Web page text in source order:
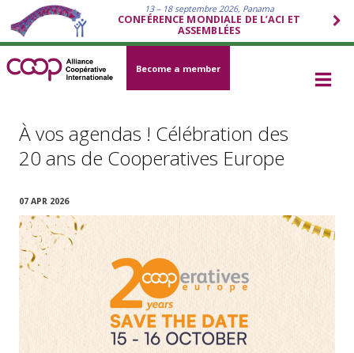
13 – 18 septembre 2026, Panama
CONFÉRENCE MONDIALE DE L’ACI ET
ASSEMBLÉES
Become a member
À vos agendas ! Célébration des
20 ans de Cooperatives Europe
07 APR 2026